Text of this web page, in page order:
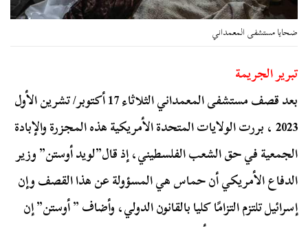
ضحايا مستشفى المعمداني
تبرير الجريمة
بعد قصف مستشفى المعمداني الثلاثاء 17 أكتوبر/ تشرين الأول
2023 ، بررت الولايات المتحدة الأمريكية هذه المجزرة والإبادة
الجمعية في حق الشعب الفلسطيني، إذ قال”لويد أوستن” وزير
الدفاع الأمريكي أن حماس هي المسؤولة عن هذا القصف وإن
إسرائيل تلتزم التزامًا كليا بالقانون الدولي، وأضاف ” أوستن” إن